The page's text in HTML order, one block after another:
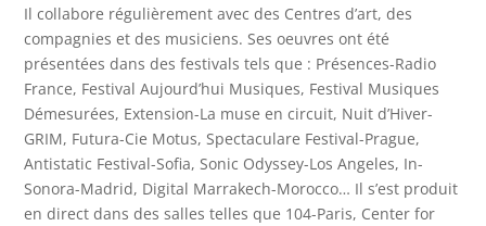
Il collabore régulièrement avec des Centres d’art, des
compagnies et des musiciens. Ses oeuvres ont été
présentées dans des festivals tels que : Présences-Radio
France, Festival Aujourd’hui Musiques, Festival Musiques
Démesurées, Extension-La muse en circuit, Nuit d’Hiver-
GRIM, Futura-Cie Motus, Spectaculare Festival-Prague,
Antistatic Festival-Sofia, Sonic Odyssey-Los Angeles, In-
Sonora-Madrid, Digital Marrakech-Morocco… Il s’est produit
en direct dans des salles telles que 104-Paris, Center for